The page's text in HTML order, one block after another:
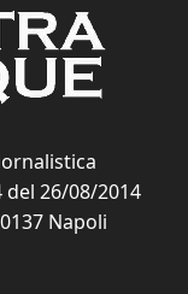
26/08/2014
Napoli